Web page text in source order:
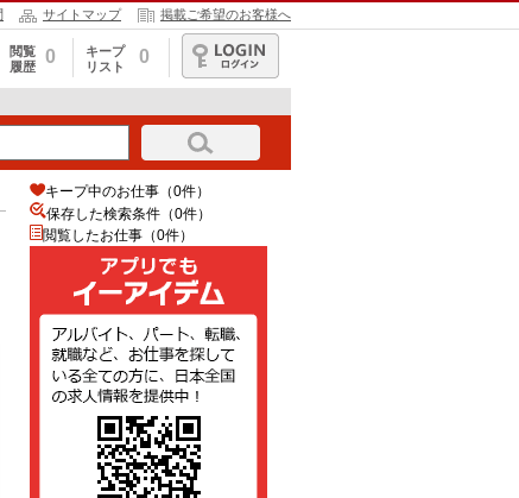
サイトマップ 掲載ご希望のお客様へ
閲覧
履歴
0
キープ
リスト
0
ログイン
キープ中のお仕事（0件）
保存した検索条件（0件）
閲覧したお仕事（0件）